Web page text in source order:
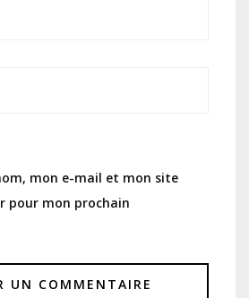
mon e-mail et mon site
pour mon prochain